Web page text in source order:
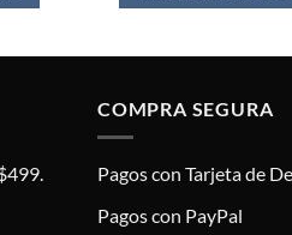
COMPRA SEGURA
Pagos con Tarjeta de
Pagos con PayPal